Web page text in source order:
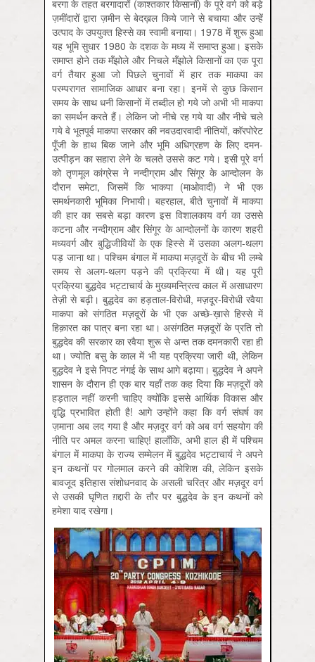
बरगा के तहत बरगादारों (काश्तकार किसानों) के पूरे वर्ग को बड़े
ज़मींदारों द्वारा ज़मीन से बेदख़ल किये जाने से बचाया और उन्हें
उत्पाद के उपयुक्त हिस्से का स्वामी बनाया। 1978 में शुरू हुआ
यह भूमि सुधार 1980 के दशक के मध्य में समाप्त हुआ। इसके
समाप्त होने तक मँझोले और निचले मँझोले किसानों का एक पूरा
वर्ग तैयार हुआ जो पिछले चुनावों में हार तक माकपा का
परम्परागत सामाजिक आधार बना रहा। इनमें से कुछ किसान
समय के साथ धनी किसानों में तब्दील हो गये जो अभी भी माकपा
का समर्थन करते हैं। लेकिन जो नीचे रह गये या और नीचे चले
गये वे भूतपूर्व माकपा सरकार की नवउदारवादी नीतियों, कॉरपोरेट
पूँजी के हाथ बिक जाने और भूमि अधिग्रहण के लिए दमन-
उत्पीड़न का सहारा लेने के चलते उससे कट गये। इसी पूरे वर्ग
को तृणमूल कांग्रेस ने नन्दीग्राम और सिंगूर के आन्दोलन के
दौरान समेटा, जिसमें कि भाकपा (माओवादी) ने भी एक
समर्थनकारी भूमिका निभायी। बहरहाल, बीते चुनावों में माकपा
की हार का सबसे बड़ा कारण इस विशालकाय वर्ग का उससे
कटना और नन्दीग्राम और सिंगूर के आन्दोलनों के कारण शहरी
मध्यवर्ग और बुद्धिजीवियों के एक हिस्से में उसका अलग-थलग
पड़ जाना था। पश्चिम बंगाल में माकपा मज़दूरों के बीच भी लम्बे
समय से अलग-थलग पड़ने की प्रक्रिया में थी। यह पूरी
प्रक्रिया बुद्धदेव भट्टाचार्य के मुख्यमन्त्रित्व काल में असाधारण
तेज़ी से बढ़ी। बुद्धदेव का हड़ताल-विरोधी, मज़दूर-विरोधी रवैया
माकपा को संगठित मज़दूरों के भी एक अच्छे-ख़ासे हिस्से में
हिक़ारत का पात्र बना रहा था। असंगठित मज़दूरों के प्रति तो
बुद्धदेव की सरकार का रवैया शुरू से अन्त तक दमनकारी रहा ही
था। ज्योति बसु के काल में भी यह प्रक्रिया जारी थी, लेकिन
बुद्धदेव ने इसे निपट नंगई के साथ आगे बढ़ाया। बुद्धदेव ने अपने
शासन के दौरान ही एक बार यहाँ तक कह दिया कि मज़दूरों को
हड़ताल नहीं करनी चाहिए क्योंकि इससे आर्थिक विकास और
वृद्धि प्रभावित होती है! आगे उन्होंने कहा कि वर्ग संघर्ष का
ज़माना अब लद गया है और मज़दूर वर्ग को अब वर्ग सहयोग की
नीति पर अमल करना चाहिए! हालाँकि, अभी हाल ही में पश्चिम
बंगाल में माकपा के राज्य सम्मेलन में बुद्धदेव भट्टाचार्य ने अपने
इन कथनों पर गोलमाल करने की कोशिश की, लेकिन इसके
बावजूद इतिहास संशोधनवाद के असली चरित्र और मज़दूर वर्ग
से उसकी घृणित ग़द्दारी के तौर पर बुद्धदेव के इन कथनों को
हमेशा याद रखेगा।